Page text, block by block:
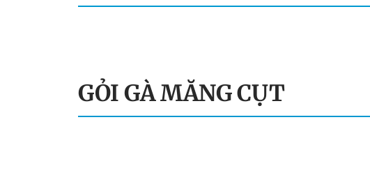
GỎI GÀ MĂNG CỤT